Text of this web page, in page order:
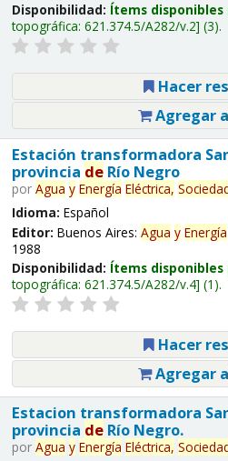
Disponibilidad: Ítems
topográfica: 621.374.5/A282/v.2 (3).
Hacer
Agregar
Estación transformadora
provincia deRío Negro
por Agua y Energía Eléctrica,
Idioma: Español
Editor: Buenos Aires: Agua y Energía
1988
Disponibilidad: Ítems
topográfica: 621.374.5/A282/v.4 (1).
Hacer
Agregar
Estacion transformadora
provincia deRío Negro.
por Agua y Energía Eléctrica,